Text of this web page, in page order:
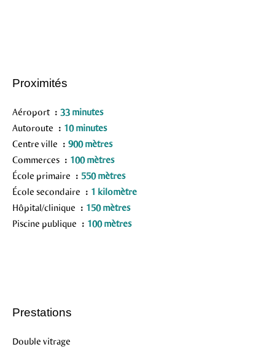
Proximités
Aéroport
33 minutes
Autoroute
10 minutes
Centre ville
900 mètres
Commerces
100 mètres
École primaire
550 mètres
École secondaire
1 kilomètre
Hôpital/clinique
150 mètres
Piscine publique
100 mètres
Prestations
Double vitrage